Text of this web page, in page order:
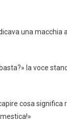
una macchia
la voce
cosa significa